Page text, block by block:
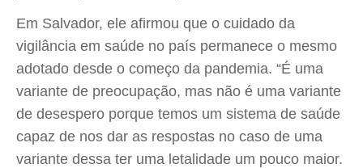
Em Salvador, ele afirmou que o cuidado da
vigilância em saúde no país permanece o mesmo
adotado desde o começo da pandemia. “É uma
variante de preocupação, mas não é uma variante
de desespero porque temos um sistema de saúde
capaz de nos dar as respostas no caso de uma
variante dessa ter uma letalidade um pouco maior.